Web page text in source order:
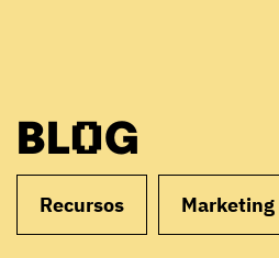
BLOG
Recursos Marketing